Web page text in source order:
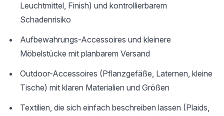
Leuchtmittel, Finish) und kontrollierbarem
Schadenrisiko
Aufbewahrungs-Accessoires und kleinere
Möbelstücke mit planbarem Versand
Outdoor-Accessoires (Pflanzgefäße, Laternen, kleine
Tische) mit klaren Materialien und Größen
Textilien, die sich einfach beschreiben lassen (Plaids,